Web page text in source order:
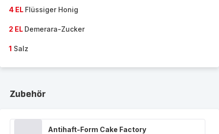
4 EL Flüssiger Honig
2 EL Demerara-Zucker
1 Salz
Zubehör
Antihaft-Form Cake Factory